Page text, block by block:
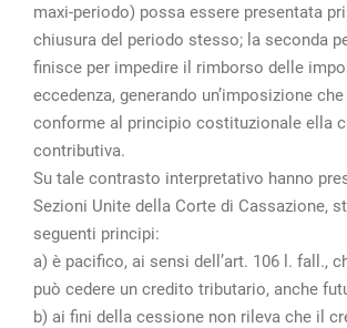
maxi-periodo) possa essere presentata
chiusura del periodo stesso; la seconda
finisce per impedire il rimborso delle
eccedenza, generando un’imposizione
conforme al principio costituzionale ella
contributiva.
Su tale contrasto interpretativo hanno
Sezioni Unite della Corte di Cassazione,
seguenti principi:
a) è pacifico, ai sensi dell’art. 106 l. fall.,
può cedere un credito tributario, anche
b) ai fini della cessione non rileva che il